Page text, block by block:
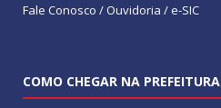
Fale Conosco / Ouvidoria / e-SIC
COMO CHEGAR NA PREFEITURA